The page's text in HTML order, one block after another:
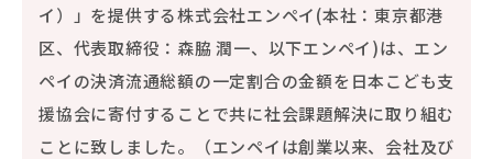
イ）」を提供する株式会社エンペイ(本社：東京都港
区、代表取締役：森脇 潤一、以下エンペイ)は、エン
ペイの決済流通総額の一定割合の金額を日本こども支
援協会に寄付することで共に社会課題解決に取り組む
ことに致しました。（エンペイは創業以来、会社及び